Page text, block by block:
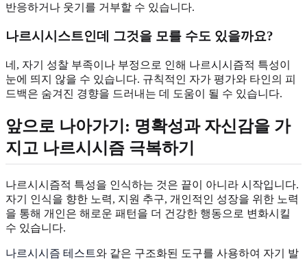
반응하거나 웃기를 거부할 수 있습니다.
나르시시스트인데 그것을 모를 수도 있을까요?
네, 자기 성찰 부족이나 부정으로 인해 나르시시즘적 특성이
눈에 띄지 않을 수 있습니다. 규칙적인 자가 평가와 타인의 피
드백은 숨겨진 경향을 드러내는 데 도움이 될 수 있습니다.
앞으로 나아가기: 명확성과 자신감을 가
지고 나르시시즘 극복하기
나르시시즘적 특성을 인식하는 것은 끝이 아니라 시작입니다.
자기 인식을 향한 노력, 지원 추구, 개인적인 성장을 위한 노력
을 통해 개인은 해로운 패턴을 더 건강한 행동으로 변화시킬
수 있습니다.
나르시시즘 테스트와 같은 구조화된 도구를 사용하여 자기 발